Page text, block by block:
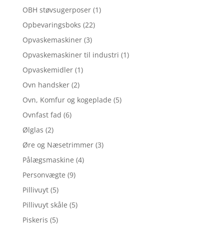
OBH støvsugerposer (1)
Opbevaringsboks (22)
Opvaskemaskiner (3)
Opvaskemaskiner til industri (1)
Opvaskemidler (1)
Ovn handsker (2)
Ovn, Komfur og kogeplade (5)
Ovnfast fad (6)
Ølglas (2)
Øre og Næsetrimmer (3)
Pålægsmaskine (4)
Personvægte (9)
Pillivuyt (5)
Pillivuyt skåle (5)
Piskeris (5)